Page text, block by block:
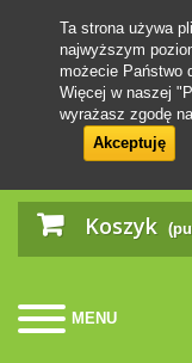
Koszyk
MENU
Ta strona używa
najwyższym
możecie Państwo
Więcej w naszej
wyrażasz zgodę
Akceptuję